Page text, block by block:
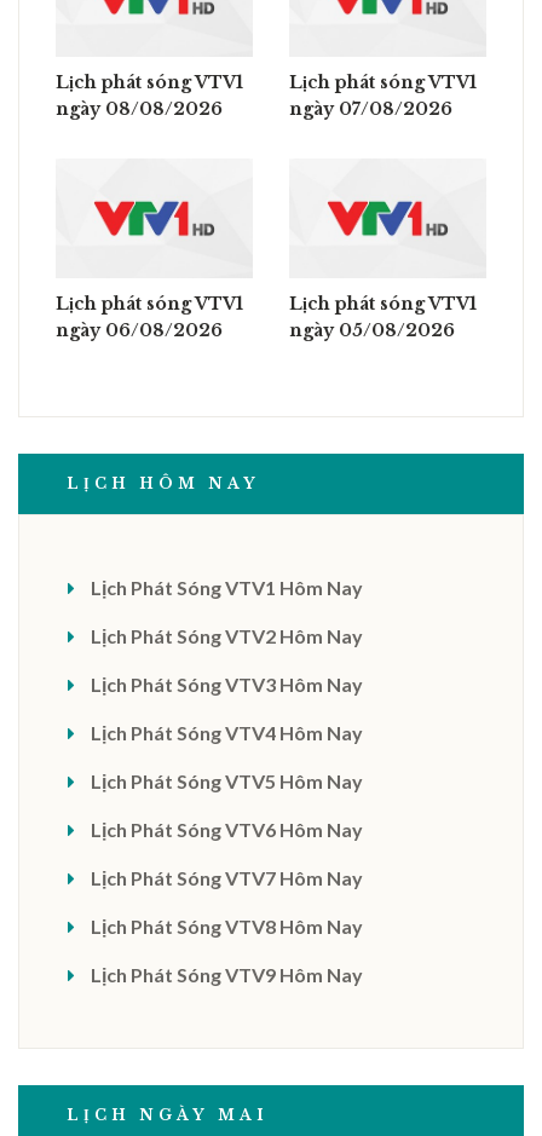
Lịch phát sóng VTV1
ngày 08/08/2026
Lịch phát sóng VTV1
ngày 07/08/2026
Lịch phát sóng VTV1
ngày 06/08/2026
Lịch phát sóng VTV1
ngày 05/08/2026
LỊCH HÔM NAY
Lịch Phát Sóng VTV1 Hôm Nay
Lịch Phát Sóng VTV2 Hôm Nay
Lịch Phát Sóng VTV3 Hôm Nay
Lịch Phát Sóng VTV4 Hôm Nay
Lịch Phát Sóng VTV5 Hôm Nay
Lịch Phát Sóng VTV6 Hôm Nay
Lịch Phát Sóng VTV7 Hôm Nay
Lịch Phát Sóng VTV8 Hôm Nay
Lịch Phát Sóng VTV9 Hôm Nay
LỊCH NGÀY MAI